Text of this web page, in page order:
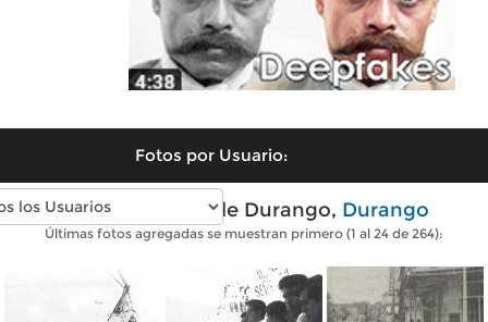
Fotos por Usuario:
Fotos antiguas de Durango, Durango
Últimas fotos agregadas se muestran primero (1 al 24 de 264):